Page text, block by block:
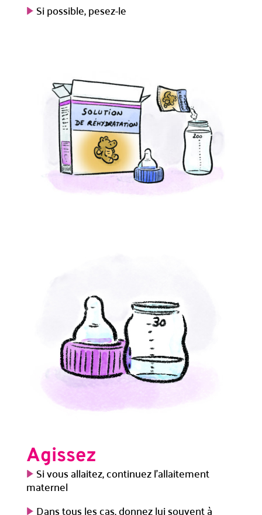
Si possible, pesez-le
Agissez
Si vous allaitez, continuez l’allaitement
maternel
Dans tous les cas, donnez lui souvent à